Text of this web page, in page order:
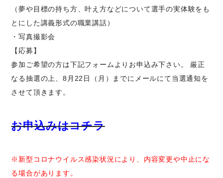
（夢や目標の持ち方、叶え方などについて選手の実体験をも
とにした講義形式の職業講話）
・写真撮影会
【応募】
参加ご希望の方は下記フォームよりお申込み下さい。 厳正
なる抽選の上、8月22日（月）までにメールにて当選通知を
させて頂きます。
お申込みはコチラ
※新型コロナウイルス感染状況により、内容変更や中止にな
る場合があります。